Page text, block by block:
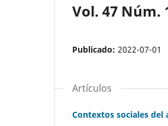
Vol. 47 Núm.
Publicado: 2022-07-01
Artículos
Contextos sociales del